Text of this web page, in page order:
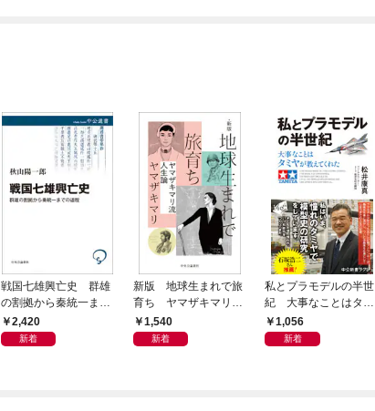
戦国七雄興亡史 群雄
の割拠から秦統一まで
の道程
2,420
新着
新版 地球生まれで旅
育ち ヤマザキマリ流
人生論
1,540
新着
私とプラモデルの半世
紀 大事なことはタミ
ヤが教えてくれた
1,056
新着